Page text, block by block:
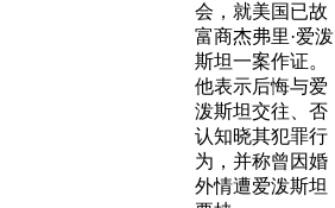
会，就美国已故
富商杰弗里·爱泼
斯坦一案作证。
他表示后悔与爱
泼斯坦交往、否
认知晓其犯罪行
为，并称曾因婚
外情遭爱泼斯坦